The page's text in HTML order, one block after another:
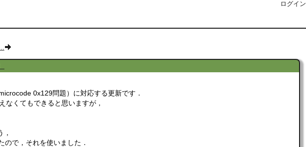
ログイン
0x129問題）に対応する更新です．
なくてもできると思いますが，
，
で，それを使いました．